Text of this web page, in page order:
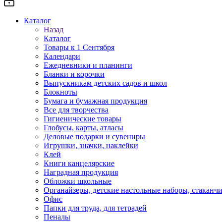
Каталог
Назад
Каталог
Товары к 1 Сентября
Календари
Ежедневники и планинги
Бланки и корочки
Выпускникам детских садов и школ
Блокноты
Бумага и бумажная продукция
Все для творчества
Гигиенические товары
Глобусы, карты, атласы
Деловые подарки и сувениры
Игрушки, значки, наклейки
Клей
Книги канцелярские
Наградная продукция
Обложки школьные
Органайзеры, детские настольные наборы,
Офис
Папки для труда, для тетрадей
Пеналы